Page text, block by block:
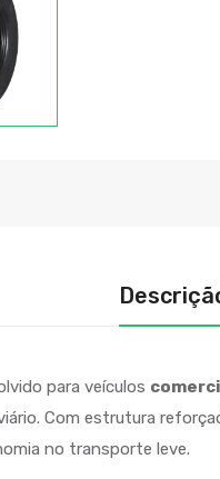
para veículos
Com estrutura
no transporte leve.